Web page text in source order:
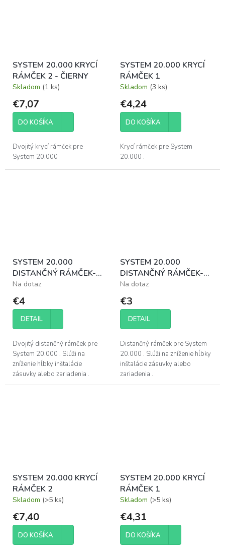
SYSTEM 20.000 KRYCÍ
RÁMČEK 2 - ČIERNY
Skladom (1 ks)
€7,07
DO KOŠÍKA
Dvojitý krycí rámček pre
System 20.000
SYSTEM 20.000 KRYCÍ
RÁMČEK 1
Skladom (3 ks)
€4,24
DO KOŠÍKA
Krycí rámček pre System
20.000 .
SYSTEM 20.000
DISTANČNÝ RÁMČEK-2
3 MM
Na dotaz
€4
DETAIL
Dvojitý distančný rámček pre
System 20.000 . Slúži na
zníženie hĺbky inštalácie
zásuvky alebo zariadenia .
SYSTEM 20.000
DISTANČNÝ RÁMČEK-1
12 MM
Na dotaz
€3
DETAIL
Distančný rámček pre System
20.000 . Slúži na zníženie hĺbky
inštalácie zásuvky alebo
zariadenia .
SYSTEM 20.000 KRYCÍ
RÁMČEK 2
Skladom (>5 ks)
€7,40
DO KOŠÍKA
SYSTEM 20.000 KRYCÍ
RÁMČEK 1
Skladom (>5 ks)
€4,31
DO KOŠÍKA